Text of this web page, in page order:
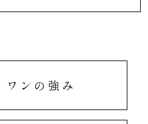
ワンの強み